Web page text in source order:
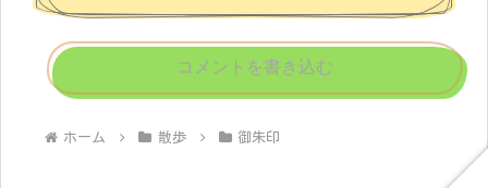
コメントを書き込む
ホーム 散歩 御朱印